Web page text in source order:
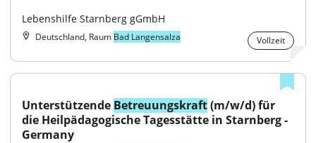
Lebenshilfe Starnberg gGmbH
Deutschland, Raum Bad Langensalza Vollzeit
Unterstützende Betreuungskraft (m/w/d) für
die Heilpädagogische Tagesstätte in Starnberg -
Germany